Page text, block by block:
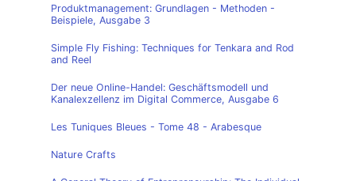
Produktmanagement: Grundlagen - Methoden -
Beispiele, Ausgabe 3
Simple Fly Fishing: Techniques for Tenkara and Rod
and Reel
Der neue Online-Handel: Geschäftsmodell und
Kanalexzellenz im Digital Commerce, Ausgabe 6
Les Tuniques Bleues - Tome 48 - Arabesque
Nature Crafts